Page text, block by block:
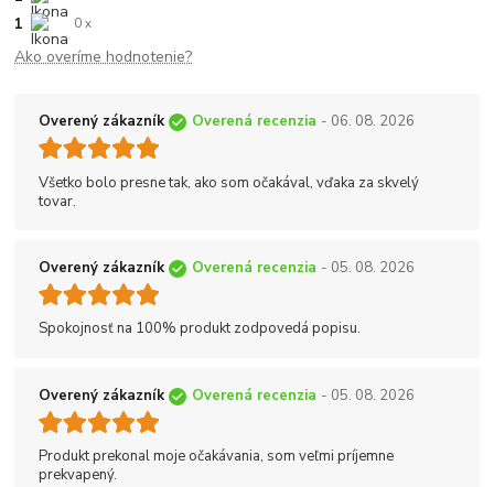
1 0 x
Ako overíme hodnotenie?
Overený zákazník Overená recenzia - 06. 08. 2026
Všetko bolo presne tak, ako som očakával, vďaka za skvelý
tovar.
Overený zákazník Overená recenzia - 05. 08. 2026
Spokojnosť na 100% produkt zodpovedá popisu.
Overený zákazník Overená recenzia - 05. 08. 2026
Produkt prekonal moje očakávania, som veľmi príjemne
prekvapený.